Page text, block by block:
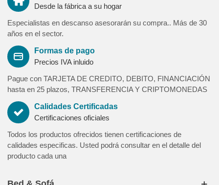
Desde la fábrica a su hogar
Especialistas en descanso asesorarán su compra.. Más de 30
años en el sector.
Formas de pago
Precios IVA inluido
Pague con TARJETA DE CREDITO, DEBITO, FINANCIACIÓN
hasta en 25 plazos, TRANSFERENCIA Y CRIPTOMONEDAS
Calidades Certificadas
Certificaciones oficiales
Todos los productos ofrecidos tienen certificaciones de
calidades especificas. Usted podrá consultar en el detalle del
producto cada una